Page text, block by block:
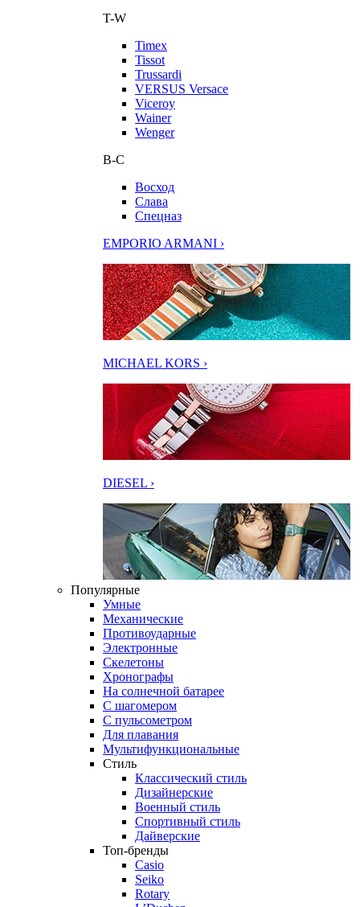
T-W
Timex
Tissot
Trussardi
VERSUS Versace
Viceroy
Wainer
Wenger
В-С
Восход
Слава
Спецназ
EMPORIO ARMANI ›
MICHAEL KORS ›
DIESEL ›
Популярные
Умные
Механические
Противоударные
Электронные
Скелетоны
Хронографы
На солнечной батарее
С шагомером
С пульсометром
Для плавания
Мультифункциональные
Стиль
Классический стиль
Дизайнерские
Военный стиль
Спортивный стиль
Дайверские
Топ-бренды
Casio
Seiko
Rotary